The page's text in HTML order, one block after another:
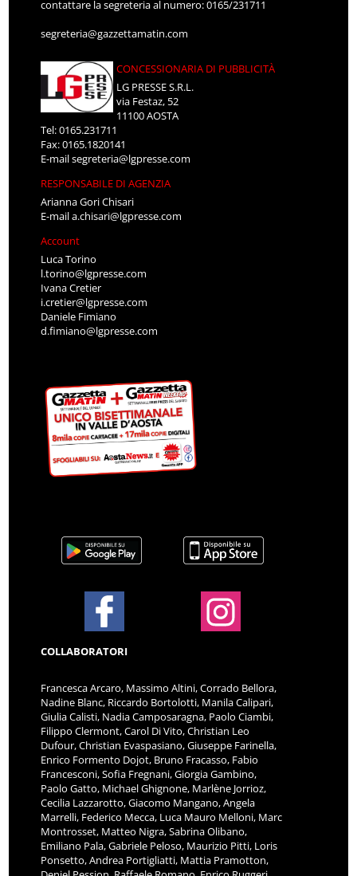
contattare la segreteria al numero: 0165/231711
segreteria@gazzettamatin.com
CONCESSIONARIA DI PUBBLICITÀ
LG PRESSE S.R.L.
via Festaz, 52
11100 AOSTA
Tel: 0165.231711
Fax: 0165.1820141
E-mailsegreteria@lgpresse.com
RESPONSABILE DI AGENZIA
Arianna Gori Chisari
E-maila.chisari@lgpresse.com
Account
Luca Torino
l.torino@lgpresse.com
Ivana Cretier
i.cretier@lgpresse.com
Daniele Fimiano
d.fimiano@lgpresse.com
COLLABORATORI
Francesca Arcaro, Massimo Altini, Corrado Bellora,
Nadine Blanc, Riccardo Bortolotti, Manila Calipari,
Giulia Calisti, Nadia Camposaragna, Paolo Ciambi,
Filippo Clermont, Carol Di Vito, Christian Leo
Dufour, Christian Evaspasiano, Giuseppe Farinella,
Enrico Formento Dojot, Bruno Fracasso, Fabio
Francesconi, Sofia Fregnani, Giorgia Gambino,
Paolo Gatto, Michael Ghignone, Marlène Jorrioz,
Cecilia Lazzarotto, Giacomo Mangano, Angela
Marrelli, Federico Mecca, Luca Mauro Melloni, Marc
Montrosset, Matteo Nigra, Sabrina Olibano,
Emiliano Pala, Gabriele Peloso, Maurizio Pitti, Loris
Ponsetto, Andrea Portigliatti, Mattia Pramotton,